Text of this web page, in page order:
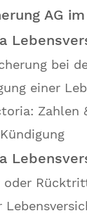
AG
bei
einer
Zahlen
oder